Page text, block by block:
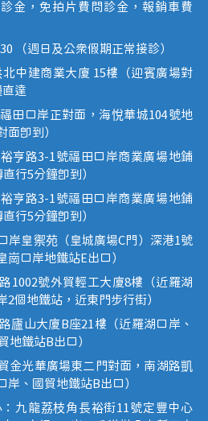
金，免拍片費問診金，報銷車費
（週日及公眾假期正常接診）
中建商業大廈 15樓（迎賓廣場對
達
田口岸正對面，海悅華城104號地
即到）
亨路3-1號福田口岸商業廣場地鋪
行5分鐘即到）
亨路3-1號福田口岸商業廣場地鋪
行5分鐘即到）
岸皇禦苑（皇城廣場C門）深港1號
口岸地鐵站E出口）
1002號外貿輕工大廈8樓（近羅湖
個地鐵站，近東門步行街）
廬山大廈B座21樓（近羅湖口岸、
地鐵站B出口）
金光華廣場東二門對面，南湖路凱
、國貿地鐵站B出口）
九龍荔枝角長裕街11號定豐中心